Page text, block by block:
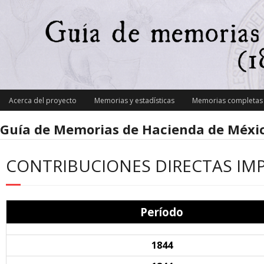
Acerca del proyecto Memorias y estadísticas Memorias
Guía de Memorias de Hacienda de
CONTRIBUCIONES DIRECTAS
Período
1844